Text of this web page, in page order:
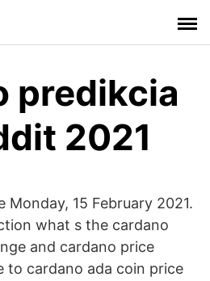
predikcia
2021
Monday, 15 February 2021.
what s the cardano
and cardano price
to cardano ada coin price